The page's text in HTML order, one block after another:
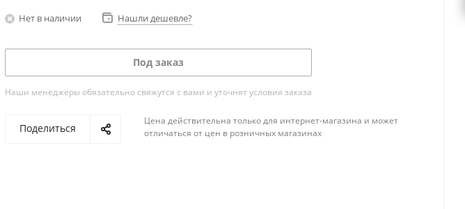
Нет в наличии Нашли дешевле?
Под заказ
Наши менеджеры обязательно свяжутся с вами и уточнят условия заказа
Поделиться
Цена действительна только для интернет-магазина и может
отличаться от цен в розничных магазинах